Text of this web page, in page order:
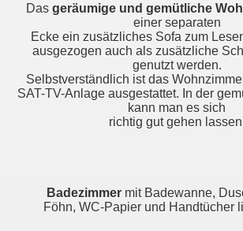
Das geräumige und gemütliche
einer separaten
Ecke ein zusätzliches Sofa zum
ausgezogen auch als zusätzliche
genutzt werden.
Selbstverständlich ist das
SAT-TV-Anlage ausgestattet. In der
kann man es sich
richtig gut gehen
Badezimmermit Badewanne,
Föhn, WC-Papier und Handtücher